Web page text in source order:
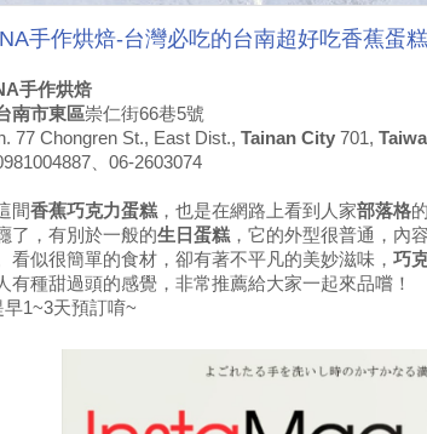
手作烘焙-台灣必吃的台南超好吃香蕉蛋
手作烘焙
南市東區崇仁街66巷5號
77 Chongren St., East Dist., Tainan City 701,
、06-2603074
間香蕉巧克力蛋糕 ，也是在網路上看到人家部落格
了，有別於一般的生日蛋糕 ，它的外型很普通，內
看似很簡單的食材，卻有著不平凡的美妙滋味， 巧
有種甜過頭的感覺，非常推薦給大家一起來品嚐！
早1~3天預訂唷~